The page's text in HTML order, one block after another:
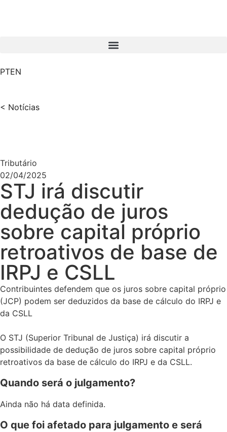
PTEN
< Notícias
Tributário
02/04/2025
STJ irá discutir
dedução de juros
sobre capital próprio
retroativos de base de
IRPJ e CSLL
Contribuintes defendem que os juros sobre capital próprio
(JCP) podem ser deduzidos da base de cálculo do IRPJ e
da CSLL
O STJ (Superior Tribunal de Justiça) irá discutir a
possibilidade de dedução de juros sobre capital próprio
retroativos da base de cálculo do IRPJ e da CSLL.
Quando será o julgamento?
Ainda não há data definida.
O que foi afetado para julgamento e será